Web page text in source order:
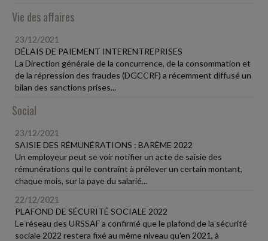
Vie des affaires
23/12/2021
DÉLAIS DE PAIEMENT INTERENTREPRISES
La Direction générale de la concurrence, de la consommation et
de la répression des fraudes (DGCCRF) a récemment diffusé un
bilan des sanctions prises...
Social
23/12/2021
SAISIE DES RÉMUNÉRATIONS : BARÈME 2022
Un employeur peut se voir notifier un acte de saisie des
rémunérations qui le contraint à prélever un certain montant,
chaque mois, sur la paye du salarié...
22/12/2021
PLAFOND DE SÉCURITÉ SOCIALE 2022
Le réseau des URSSAF a confirmé que le plafond de la sécurité
sociale 2022 restera fixé au même niveau qu'en 2021, à